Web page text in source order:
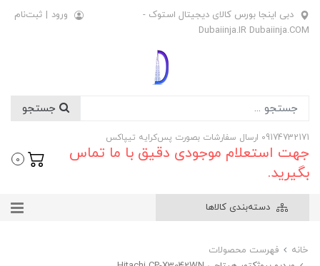
دبی اینجا بورس کالای دیجیتال استوک -
Dubaiinja.IR Dubaiinja.COM
ورود | ثبت‌نام
09174732171 ارسال سفارشات بصورت پس‌کرایه تیپاکس
جهت استعلام موجودی دقیق با ما تماس
بگیرید.
0
دسته‌بندی کالاها
خانه
فهرست محصولات